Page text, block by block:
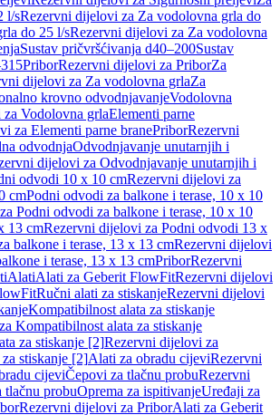
l/sRezervni dijelovi za Za vodolovna grla do
do 25 l/sRezervni dijelovi za Za vodolovna
Sustav pričvršćivanja d40–200Sustav
PriborRezervni dijelovi za PriborZa
dijelovi za Za vodolovna grlaZa
krovno odvodnjavanjeVodolovna
Vodolovna grlaElementi parne
za Elementi parne branePriborRezervni
odvodnjaOdvodnjavanje unutarnjih i
dijelovi za Odvodnjavanje unutarnjih i
odvodi 10 x 10 cmRezervni dijelovi za
cmPodni odvodi za balkone i terase, 10 x 10
Podni odvodi za balkone i terase, 10 x 10
13 cmRezervni dijelovi za Podni odvodi 13 x
balkone i terase, 13 x 13 cmRezervni dijelovi
i terase, 13 x 13 cmPriborRezervni
AlatiAlati za Geberit FlowFitRezervni dijelovi
Ručni alati za stiskanjeRezervni dijelovi
Kompatibilnost alata za stiskanje
Kompatibilnost alata za stiskanje
za stiskanje [2]Rezervni dijelovi za
stiskanje [2]Alati za obradu cijeviRezervni
cijeviČepovi za tlačnu probuRezervni
tlačnu probuOprema za ispitivanjeUređaji za
Rezervni dijelovi za PriborAlati za Geberit